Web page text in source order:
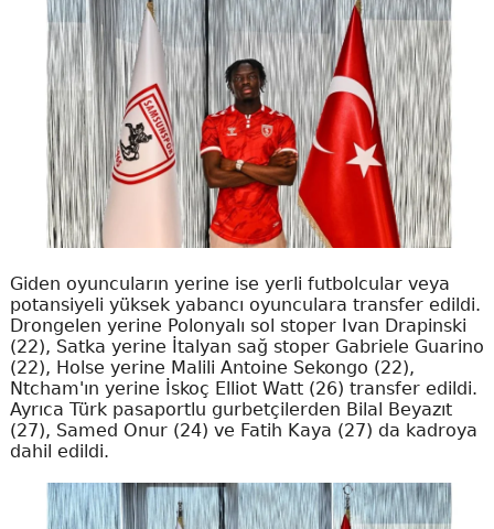
Giden oyuncuların yerine ise yerli futbolcular veya
potansiyeli yüksek yabancı oyunculara transfer edildi.
Drongelen yerine Polonyalı sol stoper Ivan Drapinski
(22), Satka yerine İtalyan sağ stoper Gabriele Guarino
(22), Holse yerine Malili Antoine Sekongo (22),
Ntcham'ın yerine İskoç Elliot Watt (26) transfer edildi.
Ayrıca Türk pasaportlu gurbetçilerden Bilal Beyazıt
(27), Samed Onur (24) ve Fatih Kaya (27) da kadroya
dahil edildi.